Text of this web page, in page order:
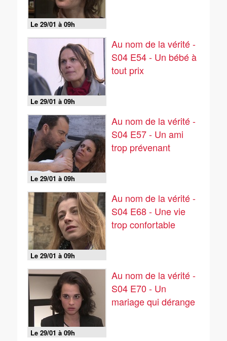
Le 29/01 à 09h
Le 29/01 à 09h
Au nom de la vérité -
S04 E54 - Un bébé à
tout prix
Le 29/01 à 09h
Au nom de la vérité -
S04 E57 - Un ami
trop prévenant
Le 29/01 à 09h
Au nom de la vérité -
S04 E68 - Une vie
trop confortable
Le 29/01 à 09h
Au nom de la vérité -
S04 E70 - Un
mariage qui dérange